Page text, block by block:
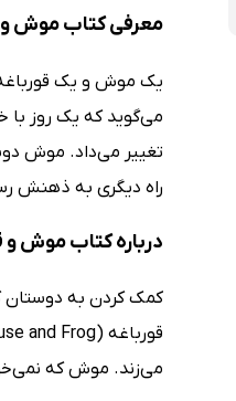
معرفی کتاب موش و
یک موش و یک
می‌گوید که یک روز با
تغییر می‌داد. موش
راه دیگری به ذهنش
درباره کتاب موش و
کمک کردن به
می‌زند. موش که